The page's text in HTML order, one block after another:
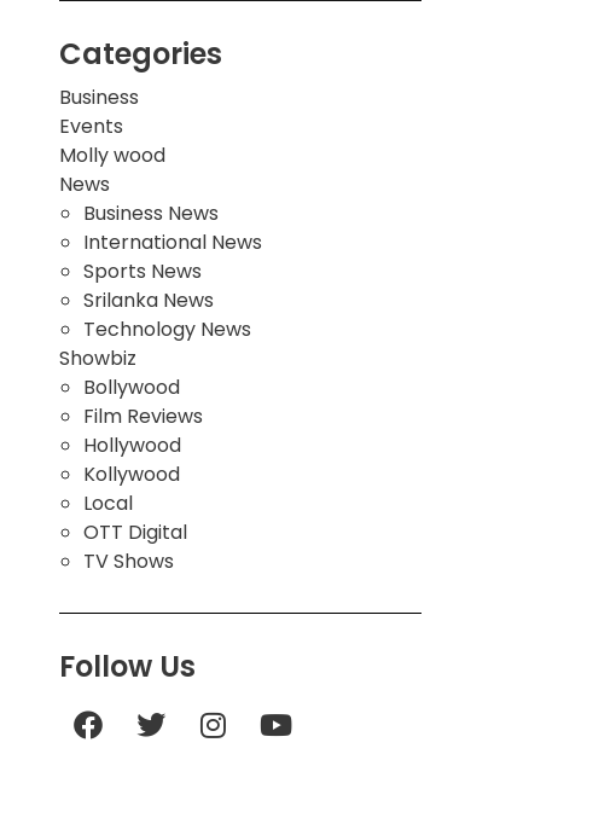
Categories
Business
Events
Molly wood
News
Business News
International News
Sports News
Srilanka News
Technology News
Showbiz
Bollywood
Film Reviews
Hollywood
Kollywood
Local
OTT Digital
TV Shows
Follow Us